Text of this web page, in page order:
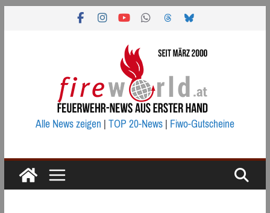
Alle News zeigen|TOP 20-News|Fiwo-Gutscheine